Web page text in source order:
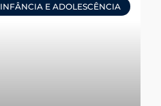
INFÂNCIA E ADOLESCÊNCIA